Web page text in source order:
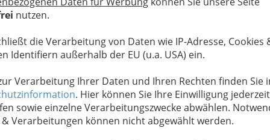
nutzen.
die Verarbeitung von Daten wie IP-Adresse, Cookies
Identifiern außerhalb der EU (u.a. USA) ein.
Verarbeitung Ihrer Daten und Ihren Rechten finden Sie
. Hier können Sie Ihre Einwilligung jederzeit
sowie einzelne Verarbeitungszwecke abwählen.
& Verarbeitungen können nicht abgewählt werden.